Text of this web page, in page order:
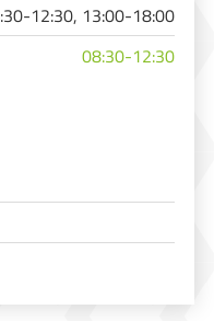
12:30, 13:00-18:00
08:30-12:30